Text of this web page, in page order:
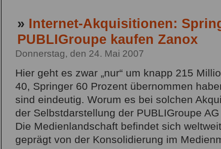
» Internet-Akquisitionen:
PUBLIGroupe kaufen Zanox
Donnerstag, den 24. Mai 2007
Hier geht es zwar „nur“ um knapp 215
40, Springer 60 Prozent übernommen
sind eindeutig. Worum es bei solchen
der Selbstdarstellung der PUBLIGroupe
Die Medienlandschaft befindet sich
geprägt von der Konsolidierung im